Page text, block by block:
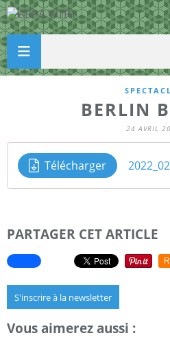
BERLIN
24 AVRIL
Télécharger
PARTAGER CET ARTICLE
S'inscrire à la newsletter
Vous aimerez aussi :